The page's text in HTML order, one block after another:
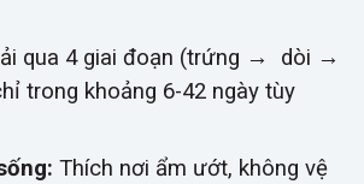
qua 4 giai đoạn (trứng → dòi →
trong khoảng 6-42 ngày tùy
Thích nơi ẩm ướt, không vệ